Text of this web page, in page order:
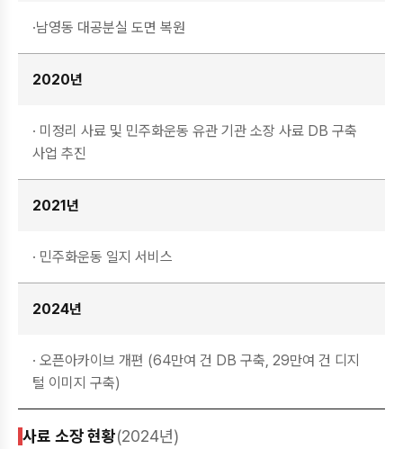
·남영동 대공분실 도면 복원
2020년
· 미정리 사료 및 민주화운동 유관 기관 소장 사료 DB 구축
사업 추진
2021년
· 민주화운동 일지 서비스
2024년
· 오픈아카이브 개편 (64만여 건 DB 구축, 29만여 건 디지
털 이미지 구축)
사료 소장 현황(2024년)